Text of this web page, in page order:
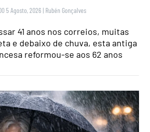
5 Agosto, 2026 | Rubén Gonçalves
41 anos nos correios, muitas
e debaixo de chuva, esta antiga
reformou-se aos 62 anos